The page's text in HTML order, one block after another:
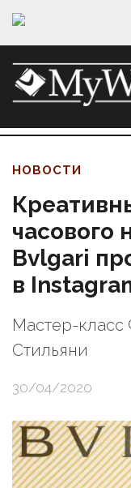
НОВОСТИ
часового
Bvlgari
в
Мастер-
Стильяни
30/04/2020